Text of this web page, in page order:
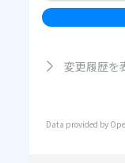
変更履歴を
Data provided by